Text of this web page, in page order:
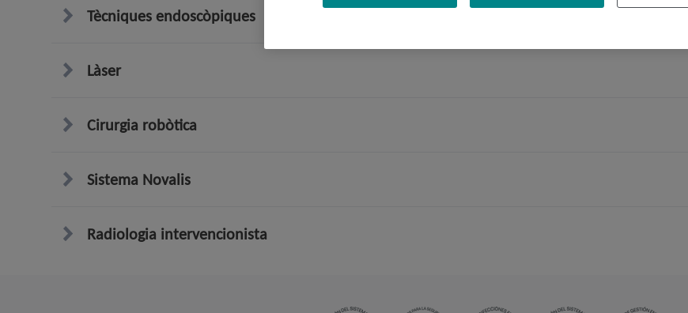
Tècniques endoscòpiques
Làser
Cirurgia robòtica
Sistema Novalis
Radiologia intervencionista